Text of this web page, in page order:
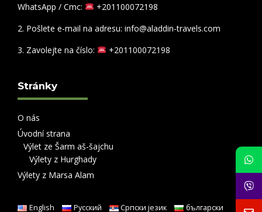
WhatsApp / Cmc:
+201100072198
2. Pošlete e-mail na adresu: info@aladdin-travels.com
3. Zavolejte na číslo:
+201100072198
Stránky
O nás
Úvodní strana
Výlet ze Šarm aš-šajchu
Výlety z Hurghady
Výlety z Marsa Alam
English Русский Српски језик български